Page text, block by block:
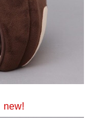
new!